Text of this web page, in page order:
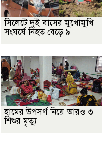
সিলেটে দুই বাসের মুখোমুখি
সংঘর্ষে নিহত বেড়ে ৯
হামের উপসর্গ নিয়ে আরও ৩
শিশুর মৃত্যু